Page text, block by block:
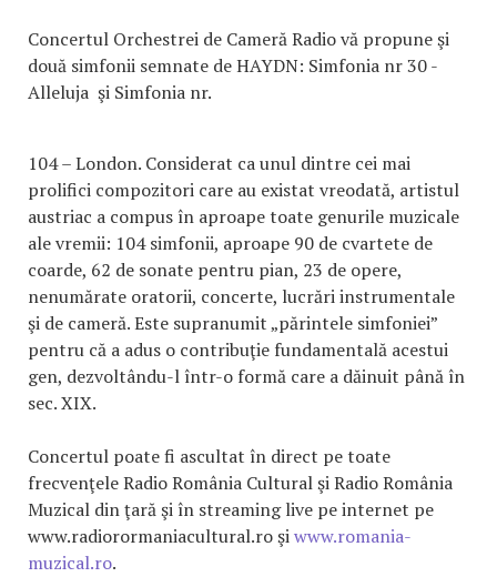
Concertul Orchestrei de Cameră Radio vă propune şi
două simfonii semnate de HAYDN: Simfonia nr 30 -
Alleluja şi Simfonia nr.
104 – London. Considerat ca unul dintre cei mai
prolifici compozitori care au existat vreodată, artistul
austriac a compus în aproape toate genurile muzicale
ale vremii: 104 simfonii, aproape 90 de cvartete de
coarde, 62 de sonate pentru pian, 23 de opere,
nenumărate oratorii, concerte, lucrări instrumentale
şi de cameră. Este supranumit „părintele simfoniei”
pentru că a adus o contribuţie fundamentală acestui
gen, dezvoltându-l într-o formă care a dăinuit până în
sec. XIX.
Concertul poate fi ascultat în direct pe toate
frecvenţele Radio România Cultural şi Radio România
Muzical din ţară şi în streaming live pe internet pe
www.radiorormaniacultural.ro şiwww.romania-
muzical.ro.